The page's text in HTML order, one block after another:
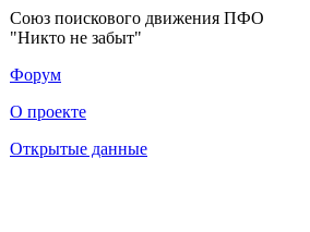
Союз поискового движения ПФО
"Никто не забыт"
Форум
О проекте
Открытые данные